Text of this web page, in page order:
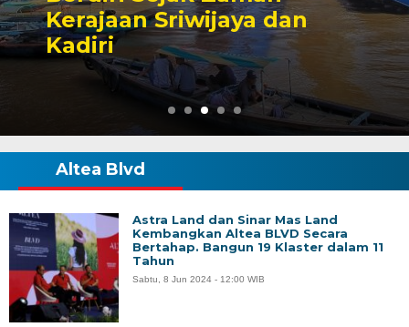
Kerajaan Sriwijaya dan
Kadiri
Altea Blvd
Astra Land dan Sinar Mas Land
Kembangkan Altea BLVD Secara
Bertahap. Bangun 19 Klaster dalam 11
Tahun
Sabtu, 8 Jun 2024 - 12:00 WIB